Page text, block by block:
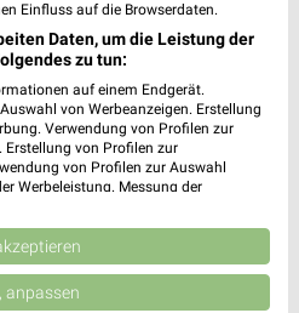
Einfluss auf die Browserdaten.
Daten, um die Leistung der
zu tun:
auf einem Endgerät.
von Werbeanzeigen. Erstellung
Verwendung von Profilen zur
Erstellung von Profilen zur
von Profilen zur Auswahl
Werbeleistung. Messung der
Quellen. Entwicklung und
reduzierter Daten zur Auswahl
Union weitergegeben und in die
anpassen